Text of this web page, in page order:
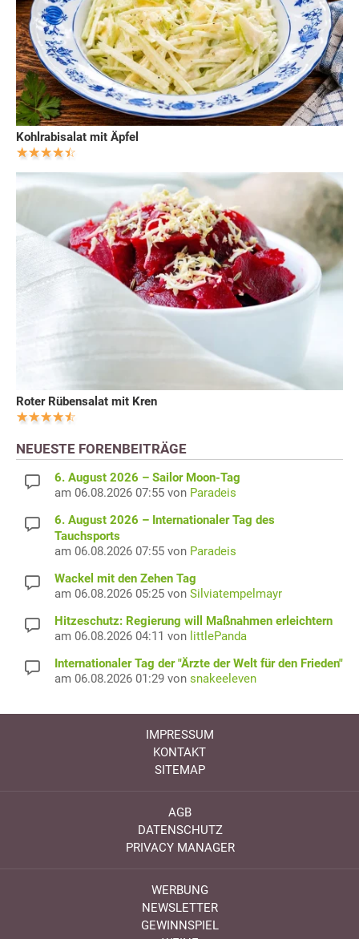
Kohlrabisalat mit Äpfel
Roter Rübensalat mit Kren
NEUESTE FORENBEITRÄGE
6. August 2026 – Sailor Moon-Tag
am 06.08.2026 07:55 von Paradeis
6. August 2026 – Internationaler Tag des
Tauchsports
am 06.08.2026 07:55 von Paradeis
Wackel mit den Zehen Tag
am 06.08.2026 05:25 von Silviatempelmayr
Hitzeschutz: Regierung will Maßnahmen erleichtern
am 06.08.2026 04:11 von littlePanda
Internationaler Tag der "Ärzte der Welt für den Frieden"
am 06.08.2026 01:29 von snakeeleven
IMPRESSUM
KONTAKT
SITEMAP
AGB
DATENSCHUTZ
PRIVACY MANAGER
WERBUNG
NEWSLETTER
GEWINNSPIEL